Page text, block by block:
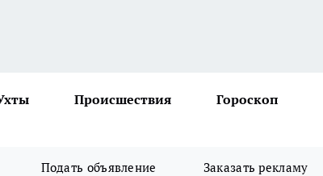
Происшествия Гороскоп
Подать объявление Заказать рекламу